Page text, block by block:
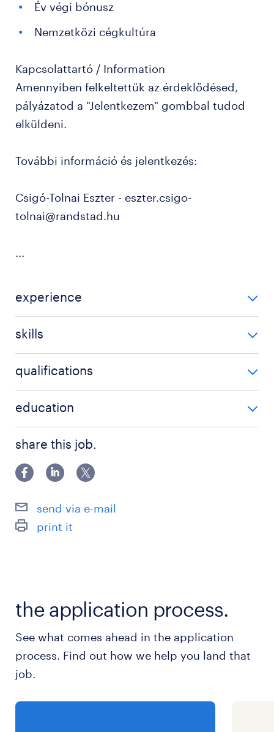
Év végi bónusz
Nemzetközi cégkultúra
Kapcsolattartó / Information
Amennyiben felkeltettük az érdeklődésed,
pályázatod a "Jelentkezem" gombbal tudod
elküldeni.
További információ és jelentkezés:
Csigó-Tolnai Eszter - eszter.csigo-
tolnai@randstad.hu
...
experience
skills
qualifications
education
share this job.
send via e-mail
print it
the application process.
See what comes ahead in the application
process. Find out how we help you land that
job.